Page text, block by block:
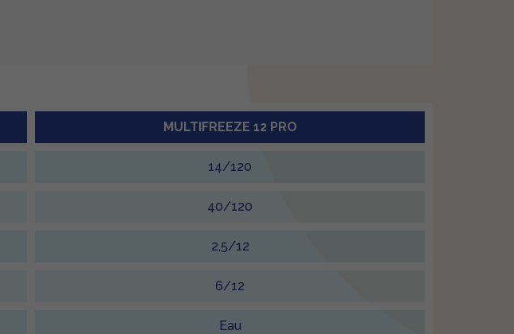
MULTIFREEZE 12 PRO
14/120
40/120
2,5/12
6/12
Eau